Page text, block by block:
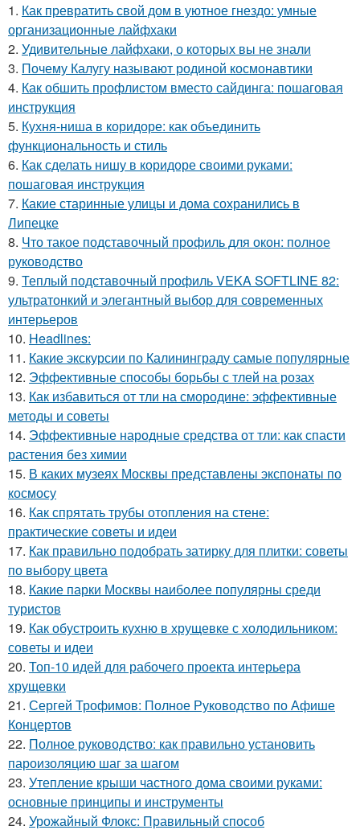
1. Как превратить свой дом в уютное гнездо: умные
организационные лайфхаки
2. Удивительные лайфхаки, о которых вы не знали
3. Почему Калугу называют родиной космонавтики
4. Как обшить профлистом вместо сайдинга: пошаговая
инструкция
5. Кухня-ниша в коридоре: как объединить
функциональность и стиль
6. Как сделать нишу в коридоре своими руками:
пошаговая инструкция
7. Какие старинные улицы и дома сохранились в
Липецке
8. Что такое подставочный профиль для окон: полное
руководство
9. Теплый подставочный профиль VEKA SOFTLINE 82:
ультратонкий и элегантный выбор для современных
интерьеров
10. Headlines:
11. Какие экскурсии по Калининграду самые популярные
12. Эффективные способы борьбы с тлей на розах
13. Как избавиться от тли на смородине: эффективные
методы и советы
14. Эффективные народные средства от тли: как спасти
растения без химии
15. В каких музеях Москвы представлены экспонаты по
космосу
16. Как спрятать трубы отопления на стене:
практические советы и идеи
17. Как правильно подобрать затирку для плитки: советы
по выбору цвета
18. Какие парки Москвы наиболее популярны среди
туристов
19. Как обустроить кухню в хрущевке с холодильником:
советы и идеи
20. Топ-10 идей для рабочего проекта интерьера
хрущевки
21. Сергей Трофимов: Полное Руководство по Афише
Концертов
22. Полное руководство: как правильно установить
пароизоляцию шаг за шагом
23. Утепление крыши частного дома своими руками:
основные принципы и инструменты
24. Урожайный Флокс: Правильный способ